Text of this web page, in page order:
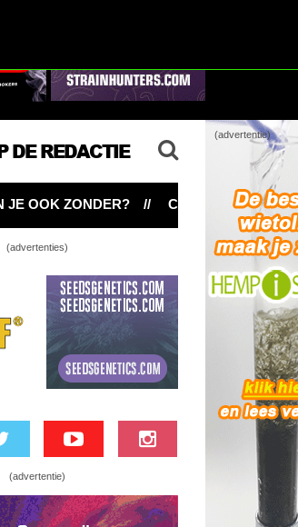
(advertentie)
DE REDACTIE
BASICS: WIETPLANTEN SCROGGEN
(advertenties)
(advertentie)